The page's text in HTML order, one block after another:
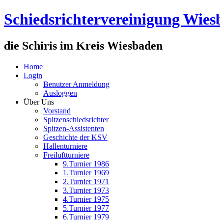
Schiedsrichtervereinigung
die Schiris im Kreis Wiesbaden
Home
Login
Benutzer Anmeldung
Ausloggen
Über Uns
Vorstand
Spitzenschiedsrichter
Spitzen-Assistenten
Geschichte der KSV
Hallenturniere
Freiluftturniere
9.Turnier 1986
1.Turnier 1969
2.Turnier 1971
3.Turnier 1973
4.Turnier 1975
5.Turnier 1977
6.Turnier 1979